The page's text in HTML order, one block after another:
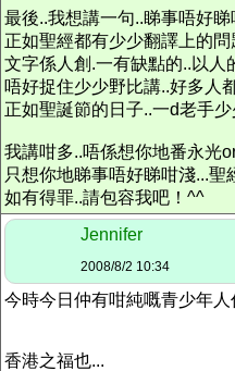
最後..我想講一句..睇事唔好睇
正如聖經都有少少翻譯上的
文字係人創.一有缺點的..以
唔好捉住少少野比講..好多人
正如聖誕節的日子..一d老手
我講咁多..唔係想你地番永光
只想你地睇事唔好睇咁淺...聖
如有得罪..請包容我吧！^^
Jennifer
2008/8/2 10:34
今時今日仲有咁純嘅青少年
香港之福也...